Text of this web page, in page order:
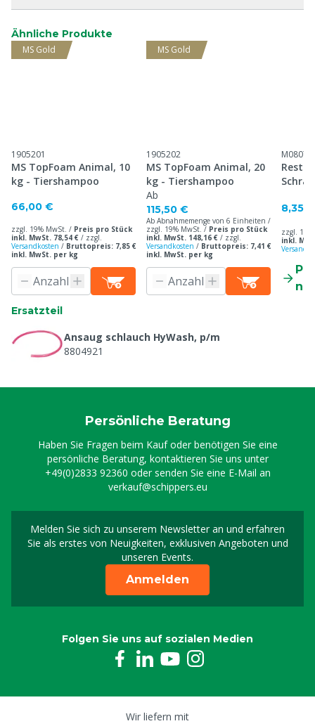
Ähnliche Produkte
MS Gold
1905201
MS TopFoam Animal, 10
kg - Tiershampoo
66,00 €
zzgl. 19% MwSt. / Preis pro Stück
inkl. MwSt. 78,54 € / zzgl.
Versandkosten / Bruttopreis: 7,85 €
inkl. MwSt. per kg
MS Gold
1905202
MS TopFoam Animal, 20
kg - Tiershampoo
Ab
115,50 €
Ab Abnahmemenge von 6 Einheiten /
zzgl. 19% MwSt. / Preis pro Stück
inkl. MwSt. 148,16 € / zzgl.
Versandkosten / Bruttopreis: 7,41 €
inkl. MwSt. per kg
8,35 €
zzgl.
inkl.
Ersatzteil
Ansaug schlauch HyWash, p/m
8804921
Persönliche Beratung
Haben Sie Fragen beim Kauf oder benötigen Sie eine
persönliche Beratung, kontaktieren Sie uns unter
+49(0)2833 92360 oder senden Sie eine E-Mail an
verkauf@schippers.eu
Melden Sie sich zu unserem Newsletter an und erfahren
Sie als erstes von Neuigkeiten, exklusiven Angeboten und
unseren Events.
Melden Sie sich für
Anmelden
Folgen Sie uns auf sozialen Medien
Wir liefern mit